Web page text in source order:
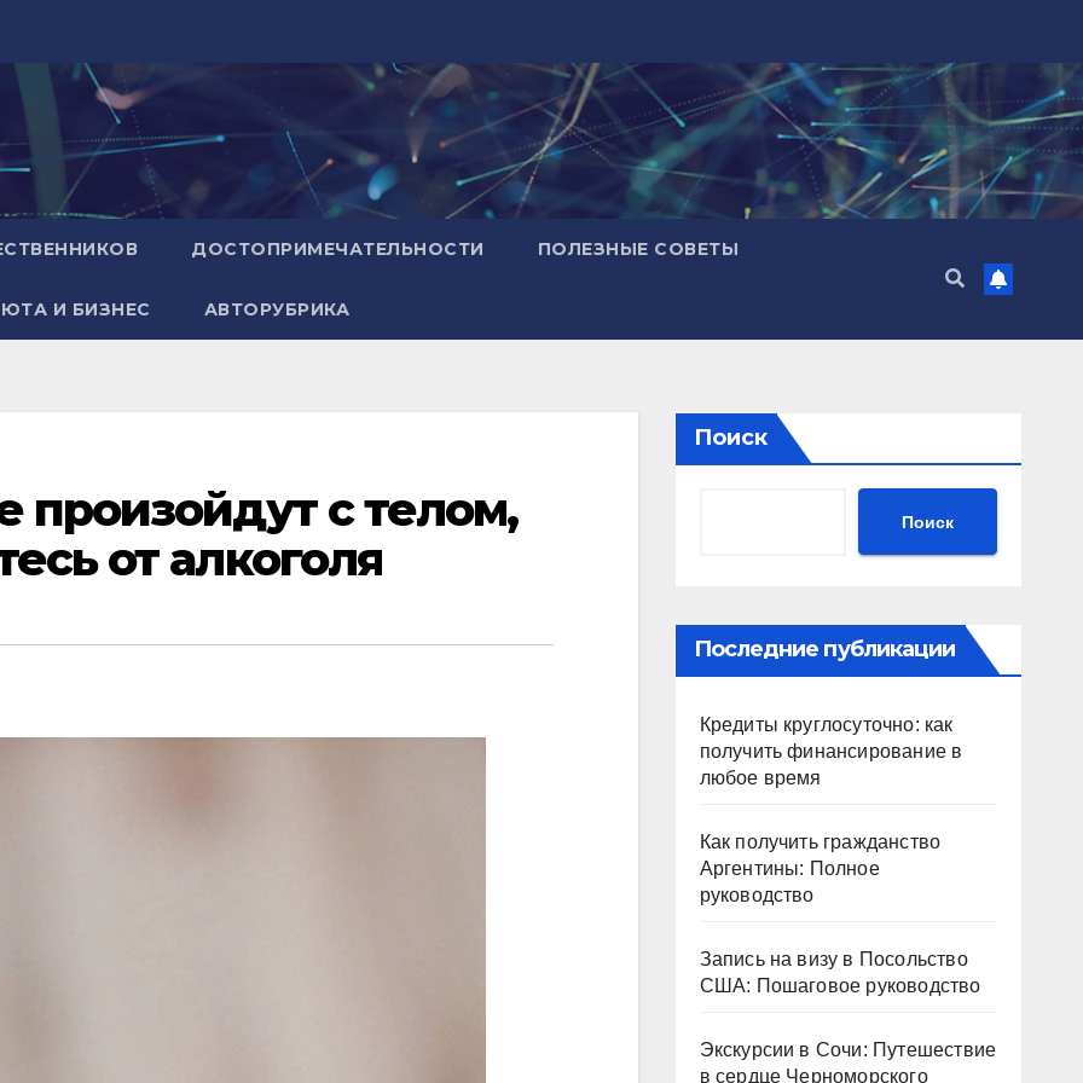
ДОСТОПРИМЕЧАТЕЛЬНОСТИ ПОЛЕЗНЫЕ СОВЕТЫ
И БИЗНЕС АВТОРУБРИКА
произойдут с телом,
от алкоголя
Поиск
Поиск
Последние публикации
Кредиты круглосуточно: как
получить финансирование в
любое время
Как получить гражданство
Аргентины: Полное
руководство
Запись на визу в Посольство
США: Пошаговое руководство
Экскурсии в Сочи: Путешествие
в сердце Черноморского